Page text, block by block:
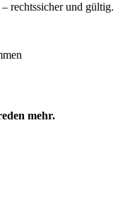
rechtssicher und gültig.
mehr.